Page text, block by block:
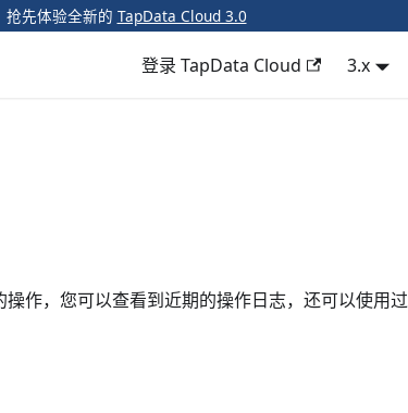
抢先体验全新的 TapData Cloud 3.0
登录 TapData Cloud 3.x
作，您可以查看到近期的操作日志，还可以使用过